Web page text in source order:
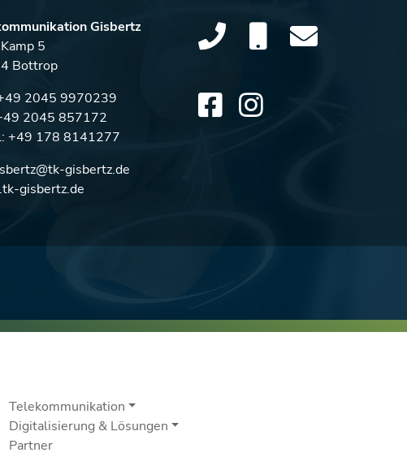
Gisbertz
5
Bottrop
2045 9970239
2045 857172
+49 178 8141277
gisbertz.de
gisbertz.de
Telekommunikation
Digitalisierung & Lösungen
Partner